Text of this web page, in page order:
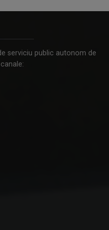
TVR Sport transmite
serviciu public autonom de